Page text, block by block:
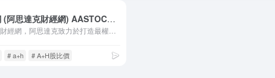
阿斯達克財經網 (阿思達克財經網) AASTOCKS.com
# a+h # A+H股比價